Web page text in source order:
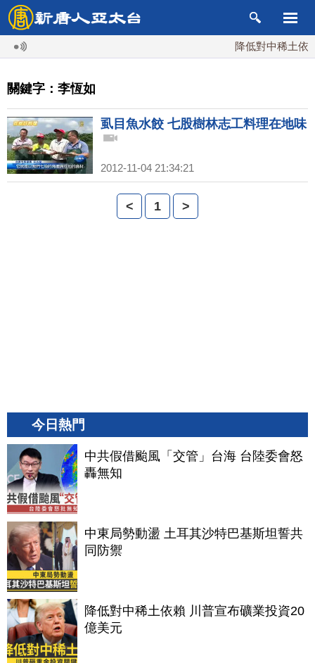
降低對中稀土依
關鍵字：李恆如
虱目魚水餃 七股樹林志工料理在地味
2012-11-04 21:34:21
< 1 >
今日熱門
中共假借颱風「交管」台海 台陸委會怒
轟無知
中東局勢動盪 土耳其沙特巴基斯坦誓共
同防禦
降低對中稀土依賴 川普宣布礦業投資20
億美元